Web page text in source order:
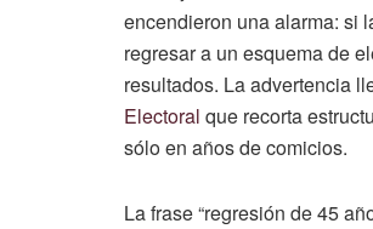
encendieron una alarma: si
regresar a un esquema de
resultados. La advertencia
Electoral que recorta
sólo en años de comicios.
La frase “regresión de 45